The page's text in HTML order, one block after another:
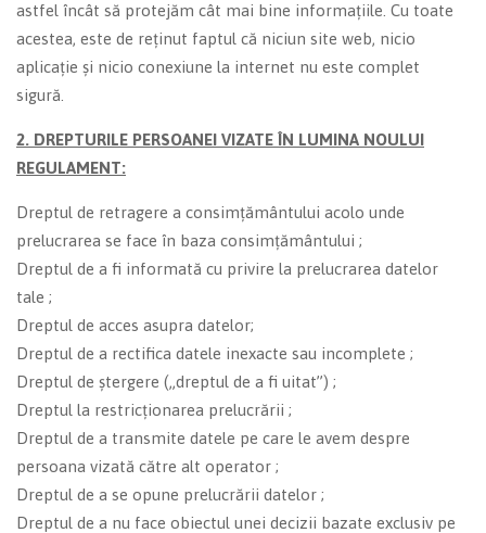
astfel încât să protejăm cât mai bine informațiile. Cu toate
acestea, este de reținut faptul că niciun site web, nicio
aplicație și nicio conexiune la internet nu este complet
sigură.
2. DREPTURILE PERSOANEI VIZATE ÎN LUMINA NOULUI
REGULAMENT:
Dreptul de retragere a consimțământului acolo unde
prelucrarea se face în baza consimțământului ;
Dreptul de a fi informată cu privire la prelucrarea datelor
tale ;
Dreptul de acces asupra datelor;
Dreptul de a rectifica datele inexacte sau incomplete ;
Dreptul de ștergere („dreptul de a fi uitat”) ;
Dreptul la restricționarea prelucrării ;
Dreptul de a transmite datele pe care le avem despre
persoana vizată către alt operator ;
Dreptul de a se opune prelucrării datelor ;
Dreptul de a nu face obiectul unei decizii bazate exclusiv pe